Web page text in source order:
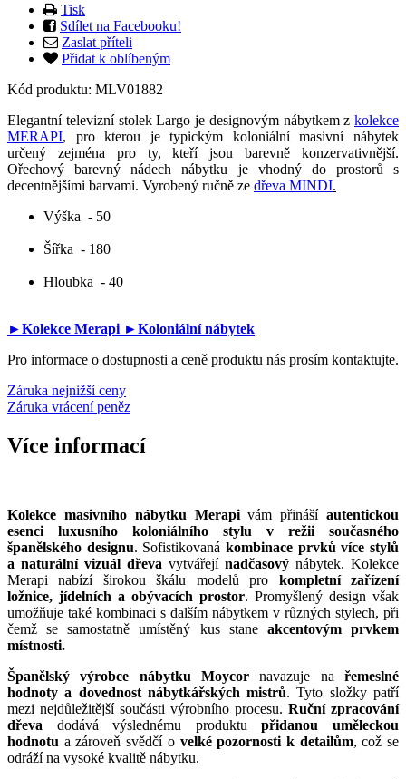
Tisk
Sdílet na Facebooku!
Zaslat příteli
Přidat k oblíbeným
Kód produktu: MLV01882
Elegantní televizní stolek Largo je designovým nábytkem z kolekce
MERAPI, pro kterou je typickým koloniální masivní nábytek
určený zejména pro ty, kteří jsou barevně konzervativnější.
Ořechový barevný nádech nábytku je vhodný do prostorů s
decentnějšími barvami. Vyrobený ručně ze dřeva MINDI.
Výška - 50
Šířka - 180
Hloubka - 40
►Kolekce Merapi ►Koloniální nábytek
Pro informace o dostupnosti a ceně produktu nás prosím kontaktujte.
Záruka nejnižší ceny
Záruka vrácení peněz
Více informací
Kolekce masivního nábytku Merapivám přináší autentickou
esenci luxusního koloniálního stylu v režii současného
španělského designu. Sofistikovanákombinace prvků více stylů
a naturální vizuál dřeva vytvářejí nadčasový nábytek. Kolekce
Merapi nabízí širokou škálu modelů pro kompletní zařízení
ložnice, jídelních a obývacích prostor. Promyšlený design však
umožňuje také kombinaci s dalším nábytkem v různých stylech, při
čemž se samostatně umístěný kus stane akcentovým prvkem
místnosti.
Španělský výrobce nábytku Moycor navazuje na řemeslné
hodnoty a dovednost nábytkářských mistrů. Tyto složky patří
mezi nejdůležitější součásti výrobního procesu. Ruční zpracování
dřeva dodává výslednému produktupřidanou uměleckou
hodnotu a zároveň svědčí o velké pozornosti k detailům, což se
odráží na vysoké kvalitě nábytku.